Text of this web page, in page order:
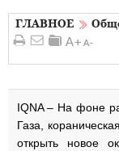
ГЛАВНОЕ
IQNA – На фоне
Газа,
открыть новое